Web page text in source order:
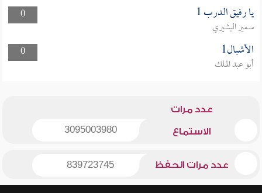
0
يا رفيق الدرب 1
سمير البشيري
0
الأشبال1
أبو عبد الملك
عدد مرات
الاستماع 3095003980
عدد مرات الحفظ 839723745